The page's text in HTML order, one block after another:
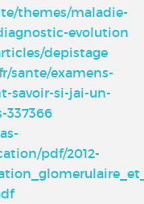
themes/maladie-
evolution
depistage
sante/examens-
savoir-si-jai-un-
337366
pdf/2012-